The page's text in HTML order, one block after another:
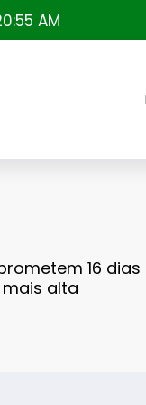
AM
16
alta